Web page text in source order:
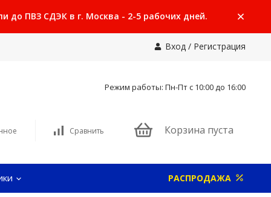
до ПВЗ СДЭК в г. Москва - 2-5 рабочих дней.
Вход / Регистрация
Режим работы: Пн-Пт с 10:00 до 16:00
Сравнить Корзина пуста
РАСПРОДАЖА